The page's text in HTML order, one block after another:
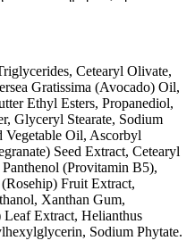
Cetearyl Olivate,
Gratissima (Avocado) Oil,
Ethyl Esters, Propanediol,
Glyceryl Stearate, Sodium
Vegetable Oil, Ascorbyl
Seed Extract, Cetearyl
(Provitamin B5),
Fruit Extract,
Xanthan Gum,
Extract, Helianthus
Sodium Phytate.